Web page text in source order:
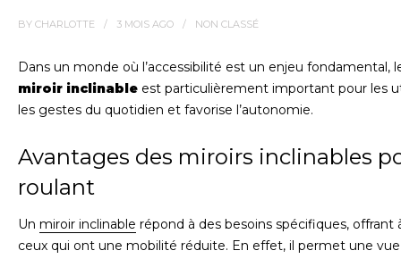
BY CHARLOTTE 3 MOIS AGO NON CLASSÉ
Dans un monde où l’accessibilité est un enjeu
miroir inclinable est particulièrement important pour les
les gestes du quotidien et favorise l’autonomie.
Avantages des miroirs inclinables
roulant
Un miroir inclinable répond à des besoins spécifiques,
ceux qui ont une mobilité réduite. En effet, il permet une